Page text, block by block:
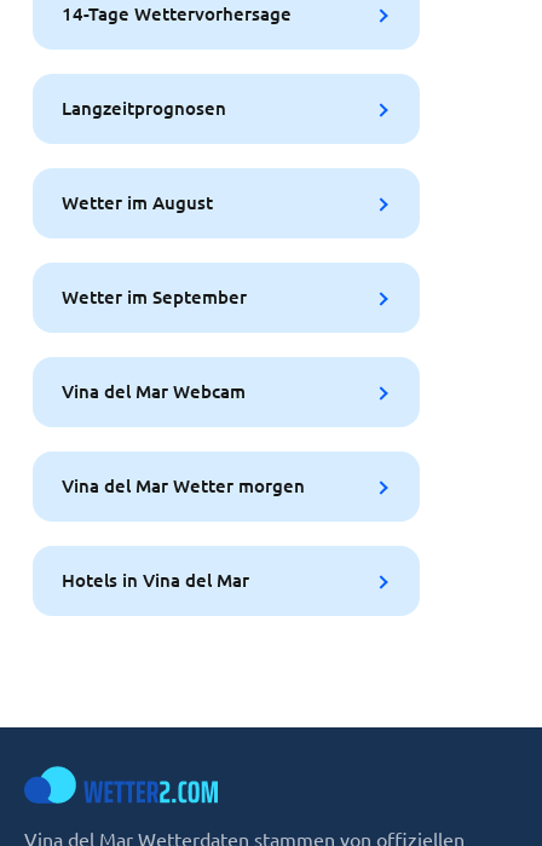
14-Tage Wettervorhersage
Langzeitprognosen
Wetter im August
Wetter im September
Vina del Mar Webcam
Vina del Mar Wetter morgen
Hotels in Vina del Mar
Vina del Mar Wetterdaten stammen von offiziellen